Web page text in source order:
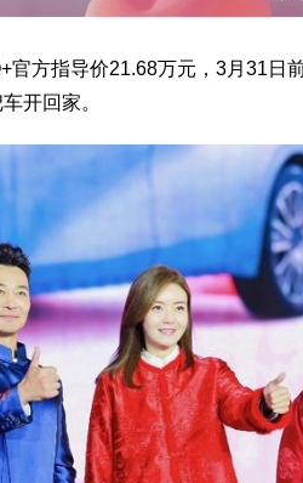
官方指导价21.68万元，3月31日
开回家。